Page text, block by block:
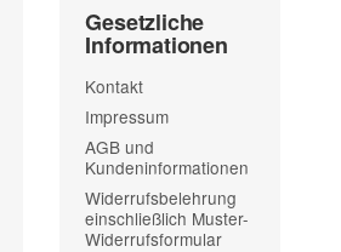
Gesetzliche
Informationen
Kontakt
Impressum
AGB und
Kundeninformationen
Widerrufsbelehrung
einschließlich Muster-
Widerrufsformular